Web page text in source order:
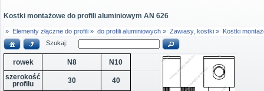
Kostki montażowe do profili aluminiowym AN 626
» Elementy złączne do profili » do profili aluminiowych » Zawiasy, kostki » Kostki
Szukaj:
rowek N8
N10
szerokość
profilu
30 40